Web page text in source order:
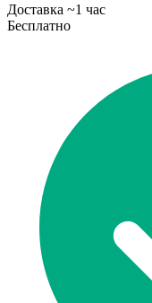
Доставка ~1 час
Бесплатно